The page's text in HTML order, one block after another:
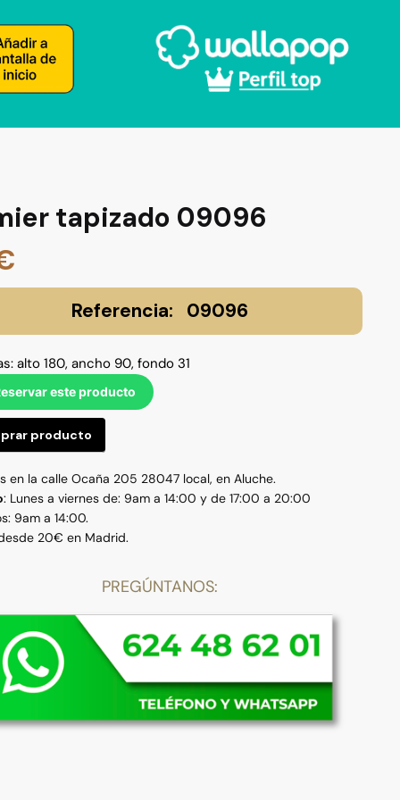
tapizado 09096
09096
alto 180, ancho 90, fondo 31
este producto
producto
en la calle Ocaña 205 28047 local, en Aluche.
: Lunes a viernes de: 9am a 14:00 y de 17:00 a 20:00
9am a 14:00.
20€ en Madrid.
PREGÚNTANOS: